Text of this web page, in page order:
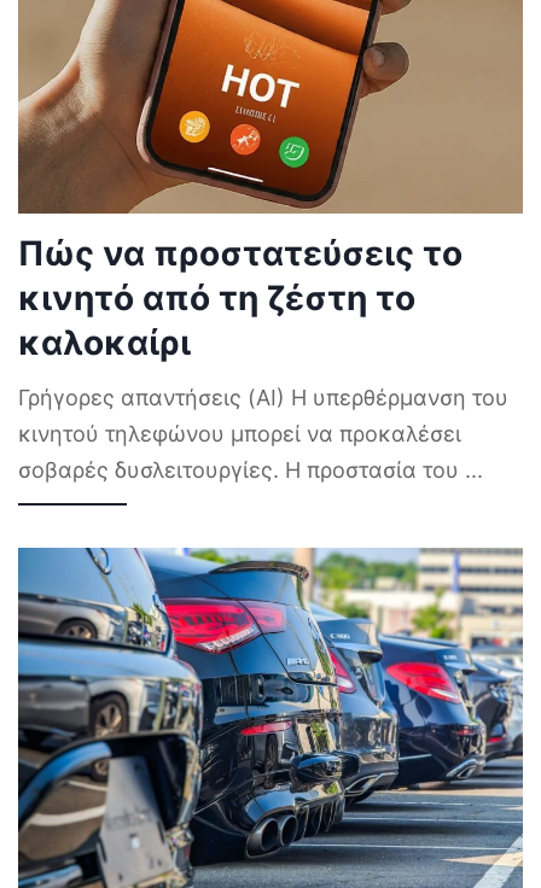
Πώς να προστατεύσεις το
κινητό από τη ζέστη το
καλοκαίρι
Γρήγορες απαντήσεις (AI) Η υπερθέρμανση του
κινητού τηλεφώνου μπορεί να προκαλέσει
σοβαρές δυσλειτουργίες. Η προστασία του ...